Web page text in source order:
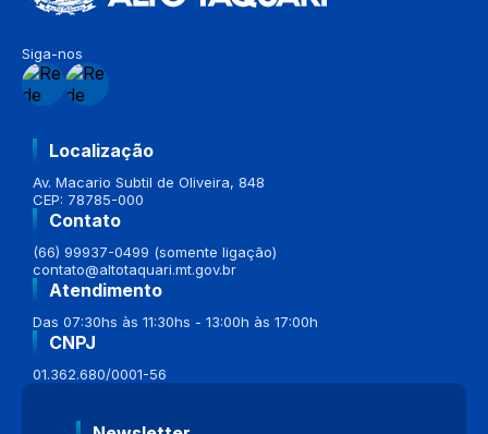
Siga-nos
Localização
Av. Macario Subtil de Oliveira, 848
CEP: 78785-000
Contato
(66) 99937-0499 (somente ligação)
contato@altotaquari.mt.gov.br
Atendimento
Das 07:30hs às 11:30hs - 13:00h às 17:00h
CNPJ
01.362.680/0001-56